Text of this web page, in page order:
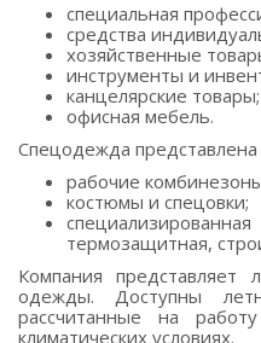
специальная
средства
хозяйственные
инструменты и
канцелярские товары;
офисная мебель.
Спецодежда
рабочие
костюмы и спецовки;
термозащитная,
Компания представляет
одежды. Доступны
рассчитанные на
климатических условиях.